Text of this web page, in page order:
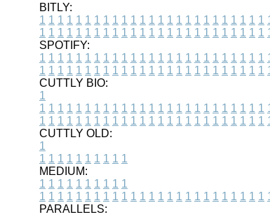
BITLY:
1 1 1 1 1 1 1 1 1 1 1 1 1 1 1 1 1 1 1 1 1 1 1 1 1
1 1 1 1 1 1 1 1 1 1 1 1 1 1 1 1 1 1 1 1 1 1 1 1 1
SPOTIFY:
1 1 1 1 1 1 1 1 1 1 1 1 1 1 1 1 1 1 1 1 1 1 1 1 1
1 1 1 1 1 1 1 1 1 1 1 1 1 1 1 1 1 1 1 1 1 1 1 1 1
CUTTLY BIO:
1
1 1 1 1 1 1 1 1 1 1 1 1 1 1 1 1 1 1 1 1 1 1 1 1 1
1 1 1 1 1 1 1 1 1 1 1 1 1 1 1 1 1 1 1 1 1 1 1 1 1
CUTTLY OLD:
1
1 1 1 1 1 1 1 1 1 1
MEDIUM:
1 1 1 1 1 1 1 1 1 1
1 1 1 1 1 1 1 1 1 1 1 1 1 1 1 1 1 1 1 1 1 1 1 1 1
PARALLELS: